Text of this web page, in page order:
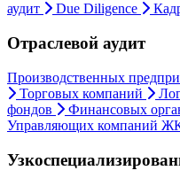
аудит
Due Diligence
Отраслевой аудит
Производственных
Торговых компаний
фондов
Финансовых
Управляющих компаний